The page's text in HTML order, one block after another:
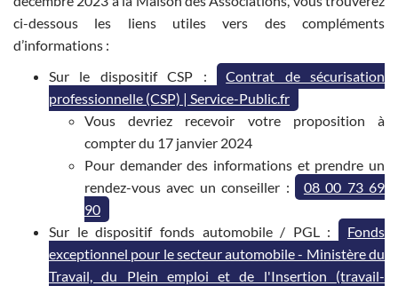
ci-dessous les liens utiles vers des compléments
d’informations :
Sur le dispositif CSP :
Contrat de sécurisation
professionnelle (CSP) | Service-Public.fr
Vous devriez recevoir votre proposition à
compter du 17 janvier 2024
Pour demander des informations et prendre un
rendez-vous avec un conseiller :
08 00 73 69
90
Sur le dispositif fonds automobile / PGL :
Fonds
exceptionnel pour le secteur automobile - Ministère du
Travail, du Plein emploi et de l'Insertion (travail-